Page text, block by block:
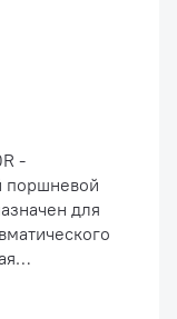
-
поршневой
для
шума не